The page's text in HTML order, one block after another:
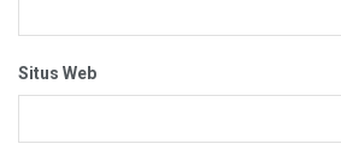
Situs Web